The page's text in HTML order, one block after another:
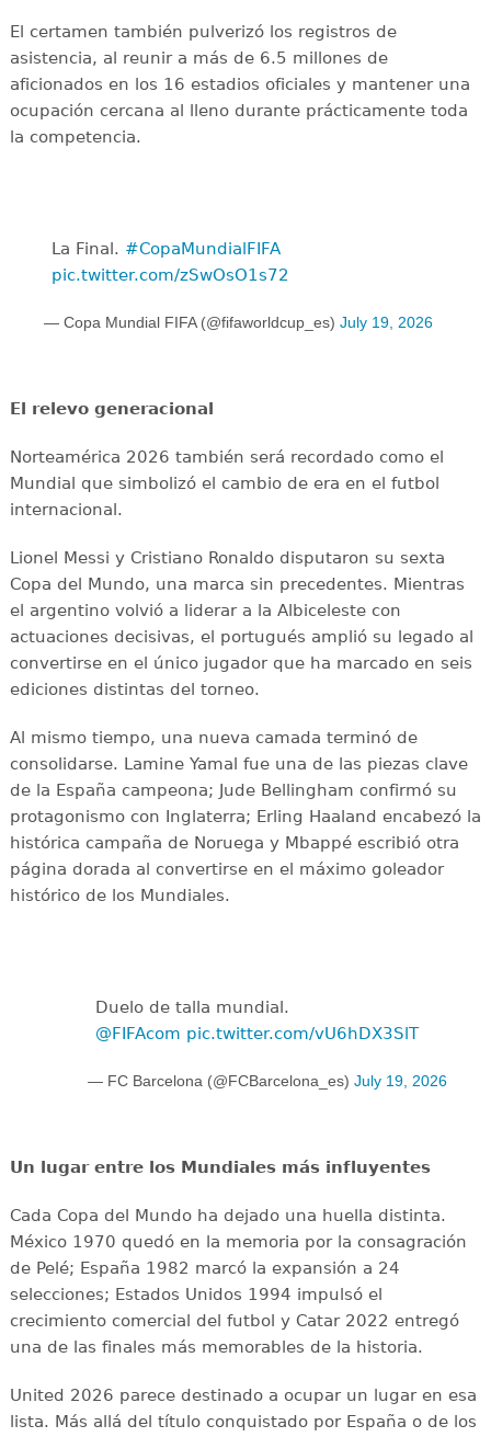
El certamen también pulverizó los registros de
asistencia, al reunir a más de 6.5 millones de
aficionados en los 16 estadios oficiales y mantener una
ocupación cercana al lleno durante prácticamente toda
la competencia.
La Final. ️ #CopaMundialFIFA
pic.twitter.com/zSwOsO1s72
— Copa Mundial FIFA (@fifaworldcup_es) July 19, 2026
El relevo generacional
Norteamérica 2026 también será recordado como el
Mundial que simbolizó el cambio de era en el futbol
internacional.
Lionel Messi y Cristiano Ronaldo disputaron su sexta
Copa del Mundo, una marca sin precedentes. Mientras
el argentino volvió a liderar a la Albiceleste con
actuaciones decisivas, el portugués amplió su legado al
convertirse en el único jugador que ha marcado en seis
ediciones distintas del torneo.
Al mismo tiempo, una nueva camada terminó de
consolidarse. Lamine Yamal fue una de las piezas clave
de la España campeona; Jude Bellingham confirmó su
protagonismo con Inglaterra; Erling Haaland encabezó la
histórica campaña de Noruega y Mbappé escribió otra
página dorada al convertirse en el máximo goleador
histórico de los Mundiales.
Duelo de talla mundial.
@FIFAcom pic.twitter.com/vU6hDX3SlT
— FC Barcelona (@FCBarcelona_es) July 19, 2026
Un lugar entre los Mundiales más influyentes
Cada Copa del Mundo ha dejado una huella distinta.
México 1970 quedó en la memoria por la consagración
de Pelé; España 1982 marcó la expansión a 24
selecciones; Estados Unidos 1994 impulsó el
crecimiento comercial del futbol y Catar 2022 entregó
una de las finales más memorables de la historia.
United 2026 parece destinado a ocupar un lugar en esa
lista. Más allá del título conquistado por España o de los